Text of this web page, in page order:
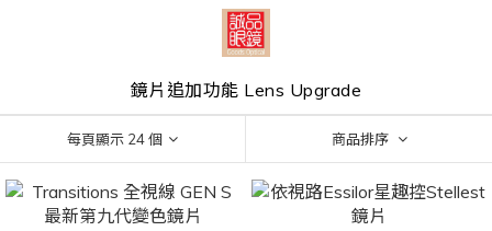
鏡片追加功能 Lens Upgrade
每頁顯示 24 個 商品排序